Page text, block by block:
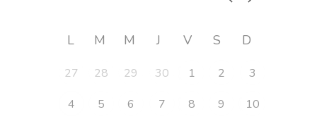
L M M J V S D
27 28 29 30 1 2
3
4
5 6 7 8 9
10